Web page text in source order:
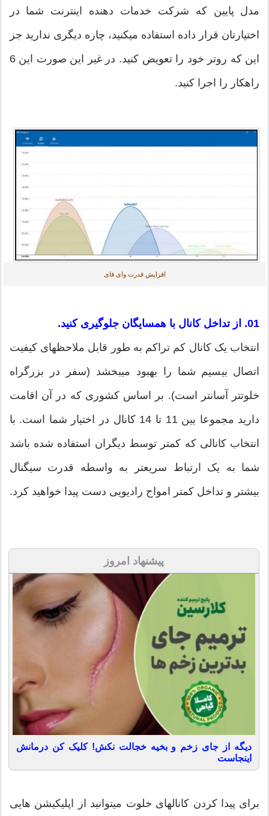
مدل پایین که شرکت خدمات دهنده اینترنت شما در
اختیارتان قرار داده استفاده می‎کنید، چاره دیگری ندارید جز
این که روتر خود را تعویض کنید. در غیر این صورت این 6
راهکار را اجرا كنيد.
افزایش قدرت وای فای
01. از تداخل کانال با همسایگان جلوگیری كنيد.
انتخاب یک کانال کم تراکم به طور قابل ملاحظه‎ای کیفیت
اتصال بی‎سیم شما را بهبود می‎بخشد (سفر در بزرگراه
خلوت‎تر آسان‎تر است). بر اساس کشوری که در آن اقامت
دارید مجموعا بین 11 تا 14 کانال در اختیار شما است. با
انتخاب کانالی که کمتر توسط دیگران استفاده شده باشد
شما به یک ارتباط سریع‎تر به واسطه قدرت سیگنال
بیشتر و تداخل کمتر امواج رادیویی دست پيدا خواهید کرد.
پیشنهاد امروز
دیگه از جای زخم و بخیه خجالت نکش! کلیک کن درمانش
اینجاست
برای پیدا کردن کانال‎های خلوت می‎توانید از اپلیکیشن هایی